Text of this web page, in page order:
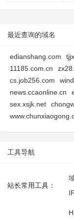
最近查询的域名
edianshang.com
11185.com.cn
cs.job256.com
news.ccaonline.cn
sex.xsjk.net
工具导航
站长常用工具：